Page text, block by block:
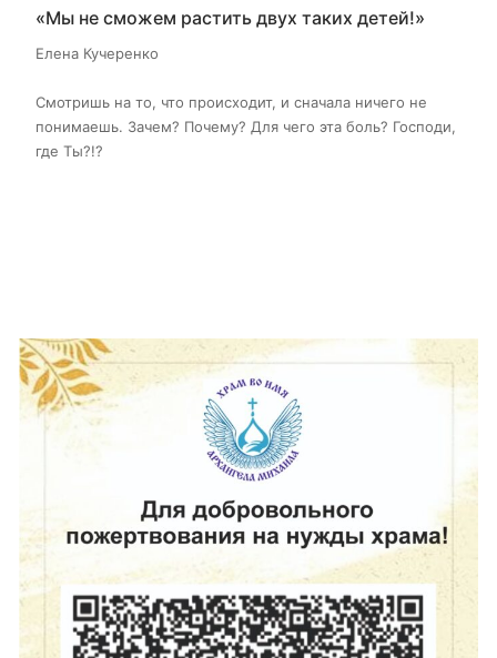
«Мы не сможем растить двух таких детей!»
Елена Кучеренко
Смотришь на то, что происходит, и сначала ничего не
понимаешь. Зачем? Почему? Для чего эта боль? Господи,
где Ты?!?